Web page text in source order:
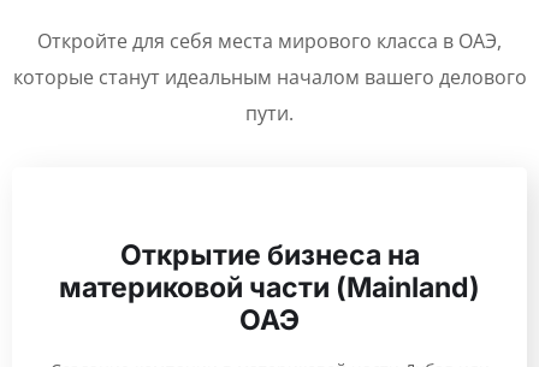
Откройте для себя места мирового класса в ОАЭ,
которые станут идеальным началом вашего делового
пути.
Открытие бизнеса на
материковой части (Mainland)
ОАЭ